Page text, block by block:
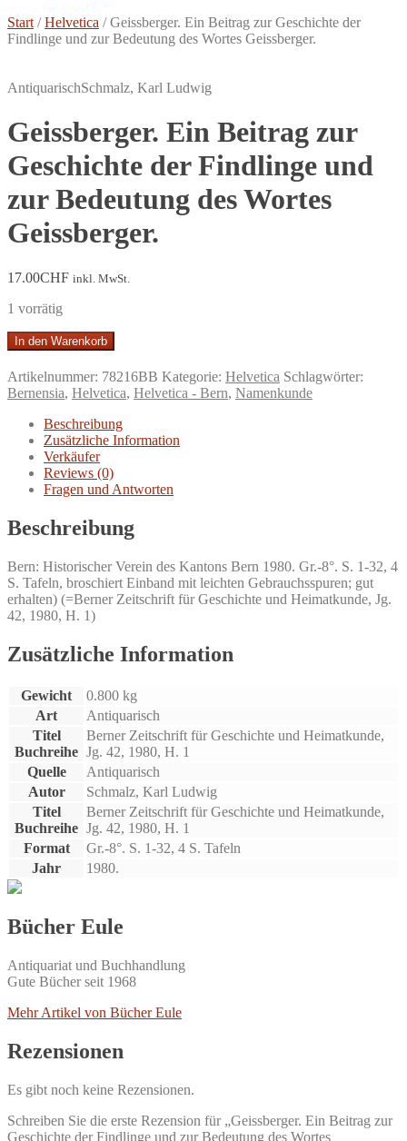
Start /Helvetica /Geissberger. Ein Beitrag zur Geschichte der
Findlinge und zur Bedeutung des Wortes Geissberger.
AntiquarischSchmalz, Karl Ludwig
Geissberger. Ein Beitrag zur
Geschichte der Findlinge und
zur Bedeutung des Wortes
Geissberger.
17.00CHF inkl. MwSt.
1 vorrätig
Geissberger.
Ein
Beitrag
zur
Geschichte
Findlinge
Bedeutung
Wortes
Geissberger.
In den Warenkorb
Artikelnummer: 78216BB Kategorie: Helvetica Schlagwörter:
Bernensia, Helvetica, Helvetica - Bern, Namenkunde
Beschreibung
Zusätzliche Information
Verkäufer
Reviews (0)
Fragen und Antworten
Beschreibung
Bern: Historischer Verein des Kantons Bern 1980. Gr.-8°. S. 1-32, 4
S. Tafeln, broschiert Einband mit leichten Gebrauchsspuren; gut
erhalten) (=Berner Zeitschrift für Geschichte und Heimatkunde, Jg.
42, 1980, H. 1)
Zusätzliche Information
Gewicht
0.800 kg
Art
Antiquarisch
Titel
Buchreihe
Berner Zeitschrift für Geschichte und Heimatkunde,
Jg. 42, 1980, H. 1
Quelle
Antiquarisch
Autor
Schmalz, Karl Ludwig
Titel
Buchreihe
Berner Zeitschrift für Geschichte und Heimatkunde,
Jg. 42, 1980, H. 1
Format
Gr.-8°. S. 1-32, 4 S. Tafeln
Jahr
1980.
Bücher Eule
Antiquariat und Buchhandlung
Gute Bücher seit 1968
Mehr Artikel von Bücher Eule
Rezensionen
Es gibt noch keine Rezensionen.
Schreiben Sie die erste Rezension für „Geissberger. Ein Beitrag zur
Geschichte der Findlinge und zur Bedeutung des Wortes